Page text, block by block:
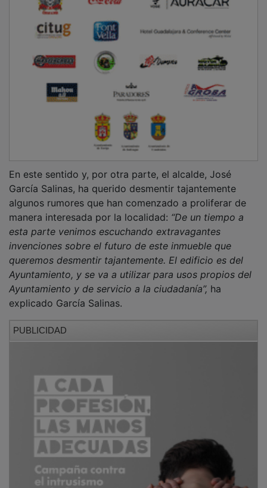
García Salinas, ha querido desmentir tajantemente
algunos rumores que han comenzado a proliferar de
manera interesada por la localidad:“De un tiempo a
esta parte venimos escuchando extravagantes
invenciones sobre el futuro de este inmueble que
queremos desmentir tajantemente. El edificio es del
Ayuntamiento, y se va a utilizar para usos propios del
Ayuntamiento y de servicio a la ciudadanía”,ha
explicado García Salinas.